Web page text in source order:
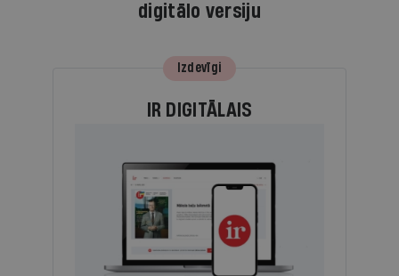
digitālo versiju
Izdevīgi
IR DIGITĀLAIS